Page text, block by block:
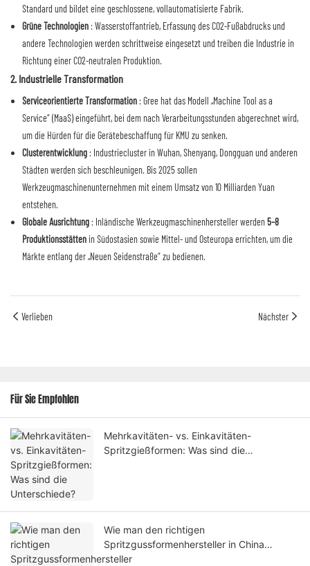
Standard und bildet eine geschlossene, vollautomatisierte Fabrik.
Grüne Technologien: Wasserstoffantrieb, Erfassung des CO2-Fußabdrucks und
andere Technologien werden schrittweise eingesetzt und treiben die Industrie in
Richtung einer CO2-neutralen Produktion.
2. Industrielle Transformation
Serviceorientierte Transformation: Gree hat das Modell „Machine Tool as a
Service“ (MaaS) eingeführt, bei dem nach Verarbeitungsstunden abgerechnet wird,
um die Hürden für die Gerätebeschaffung für KMU zu senken.
Clusterentwicklung: Industriecluster in Wuhan, Shenyang, Dongguan und anderen
Städten werden sich beschleunigen. Bis 2025 sollen
Werkzeugmaschinenunternehmen mit einem Umsatz von 10 Milliarden Yuan
entstehen.
Globale Ausrichtung: Inländische Werkzeugmaschinenhersteller werden5–8
Produktionsstättenin Südostasien sowie Mittel- und Osteuropa errichten, um die
Märkte entlang der „Neuen Seidenstraße“ zu bedienen.
Verlieben Nächster
Für Sie Empfohlen
Mehrkavitäten- vs. Einkavitäten-
Spritzgießformen: Was sind die
Wie man den richtigen
Spritzgussformenhersteller in China
auswählt